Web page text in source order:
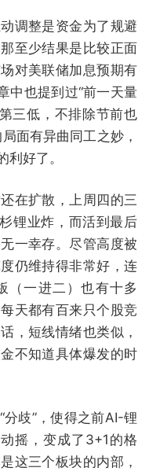
调整是资金为了规避
至少结果是比较正面
对美联储加息预期有
中也提到过“前一天量
三低，不排除节前也
面有异曲同工之妙，
好了。
在扩散，上周四的三
锂业炸，而活到最后
一幸存。尽管高度被
仍维持得非常好，连
（一进二）也有十多
天都有百来只个股竞
，短线情绪也类似，
不知道具体爆发的时
歧”，使得之前AI-锂
摇，变成了3+1的格
这三个板块的内部，